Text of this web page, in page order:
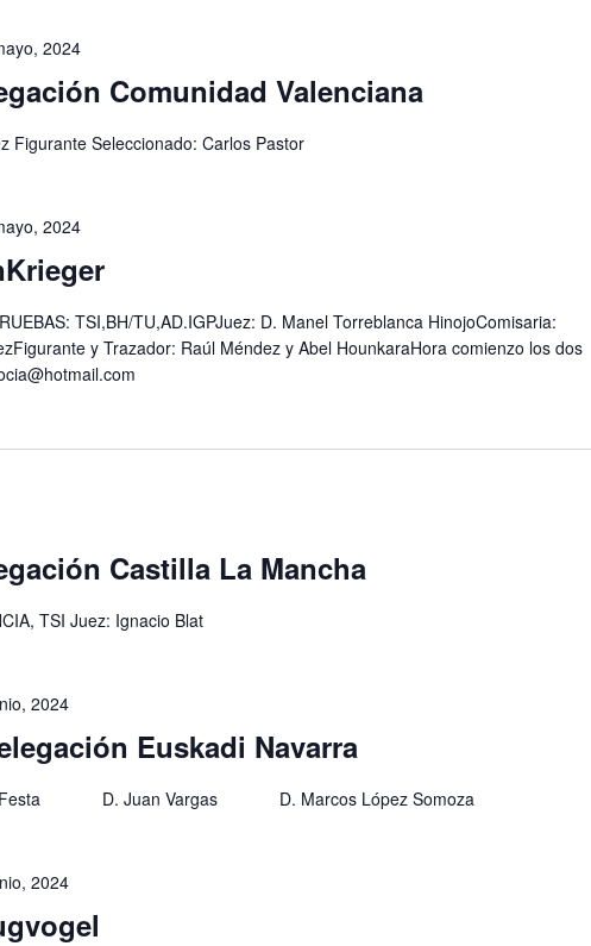
2024
Comunidad Valenciana
Figurante Seleccionado: Carlos Pastor
2024
TSI,BH/TU,AD.IGPJuez: D. Manel Torreblanca HinojoComisaria:
y Trazador: Raúl Méndez y Abel HounkaraHora comienzo los dos
Castilla La Mancha
TSI Juez: Ignacio Blat
2024
Euskadi Navarra
Festa D. Juan Vargas D. Marcos López Somoza
2024